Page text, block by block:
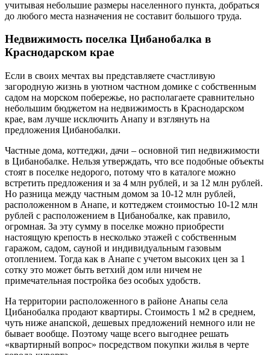
учитывая небольшие размеры населенного пункта, добраться
до любого места назначения не составит большого труда.
Недвижимость поселка Цибанобалка в
Краснодарском крае
Если в своих мечтах вы представляете счастливую
загородную жизнь в уютном частном домике с собственным
садом на морском побережье, но располагаете сравнительно
небольшим бюджетом на недвижимость в Краснодарском
крае, вам лучше исключить Анапу и взглянуть на
предложения Цибанобалки.
Частные дома, коттеджи, дачи – основной тип недвижимости
в Цибанобалке. Нельзя утверждать, что все подобные объекты
стоят в поселке недорого, потому что в каталоге можно
встретить предложения и за 4 млн рублей, и за 12 млн рублей.
Но разница между частным домом за 10-12 млн рублей,
расположенном в Анапе, и коттеджем стоимостью 10-12 млн
рублей с расположением в Цибанобалке, как правило,
огромная. За эту сумму в поселке можно приобрести
настоящую крепость в несколько этажей с собственным
гаражом, садом, сауной и индивидуальным газовым
отоплением. Тогда как в Анапе с учетом высоких цен за 1
сотку это может быть ветхий дом или ничем не
примечательная постройка без особых удобств.
На территории расположенного в районе Анапы села
Цибанобалка продают квартиры. Стоимость 1 м2 в среднем,
чуть ниже анапской, дешевых предложений немного или не
бывает вообще. Поэтому чаще всего выгоднее решать
«квартирный вопрос» посредством покупки жилья в черте